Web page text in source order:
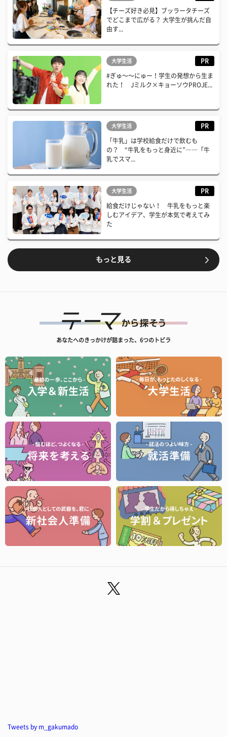
【チーズ好き必見】ブッラータチーズ
でどこまで広がる？ 大学生が挑んだ自
由す...
大学生活 PR
#ぎゅ〜〜にゅー！学生の発想から生ま
れた！ Jミルク×キョーソウPROJE...
大学生活 PR
「牛乳」は学校給食だけで飲むも
の？ “牛乳をもっと身近に”――「牛
乳でスマ...
大学生活 PR
給食だけじゃない！ 牛乳をもっと楽
しむアイデア、学生が本気で考えてみ
た
もっと見る
あなたへのきっかけが詰まった、6つのトビラ
Tweets by m_gakumado